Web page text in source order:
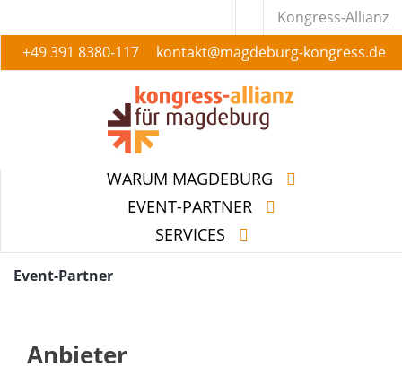
WARUM MAGDEBURG
EVENT-PARTNER
Kongress-Allianz
+49 391 8380-117
kontakt@magdeburg-kongress.de
WARUM MAGDEBURG
EVENT-PARTNER
SERVICES
Event-Partner
Anbieter